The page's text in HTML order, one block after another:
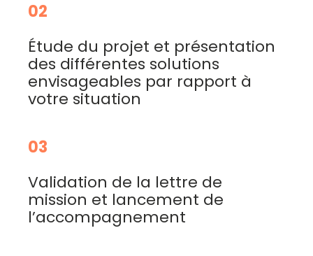
02
Étude du projet et présentation
des différentes solutions
envisageables par rapport à
votre situation
03
Validation de la lettre de
mission et lancement de
l’accompagnement